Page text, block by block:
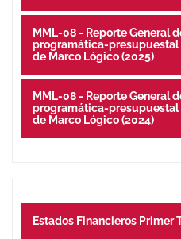
MML-08 - Reporte General
programática-presupuestal
de Marco Lógico (2025)
MML-08 - Reporte General
programática-presupuestal
de Marco Lógico (2024)
Estados Financieros Primer